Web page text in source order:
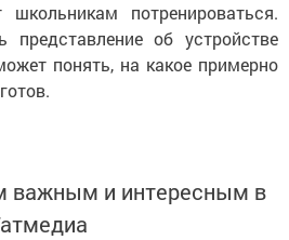
школьникам потренироваться.
об устройстве
понять, на какое примерно
важным и интересным в